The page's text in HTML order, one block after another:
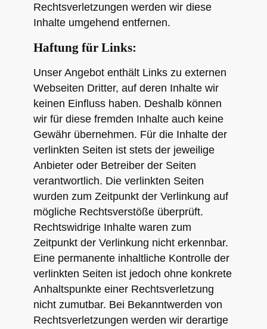
Rechtsverletzungen werden wir diese
Inhalte umgehend entfernen.
Haftung für Links:
Unser Angebot enthält Links zu externen
Webseiten Dritter, auf deren Inhalte wir
keinen Einfluss haben. Deshalb können
wir für diese fremden Inhalte auch keine
Gewähr übernehmen. Für die Inhalte der
verlinkten Seiten ist stets der jeweilige
Anbieter oder Betreiber der Seiten
verantwortlich. Die verlinkten Seiten
wurden zum Zeitpunkt der Verlinkung auf
mögliche Rechtsverstöße überprüft.
Rechtswidrige Inhalte waren zum
Zeitpunkt der Verlinkung nicht erkennbar.
Eine permanente inhaltliche Kontrolle der
verlinkten Seiten ist jedoch ohne konkrete
Anhaltspunkte einer Rechtsverletzung
nicht zumutbar. Bei Bekanntwerden von
Rechtsverletzungen werden wir derartige